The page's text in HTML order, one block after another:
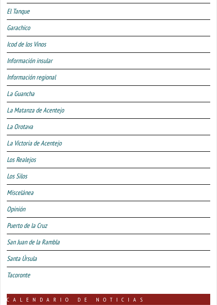
El Tanque
Garachico
Icod de los Vinos
Información insular
Información regional
La Guancha
La Matanza de Acentejo
La Orotava
La Victoria de Acentejo
Los Realejos
Los Silos
Miscelánea
Opinión
Puerto de la Cruz
San Juan de la Rambla
Santa Úrsula
Tacoronte
CALENDARIO DE NOTICIAS